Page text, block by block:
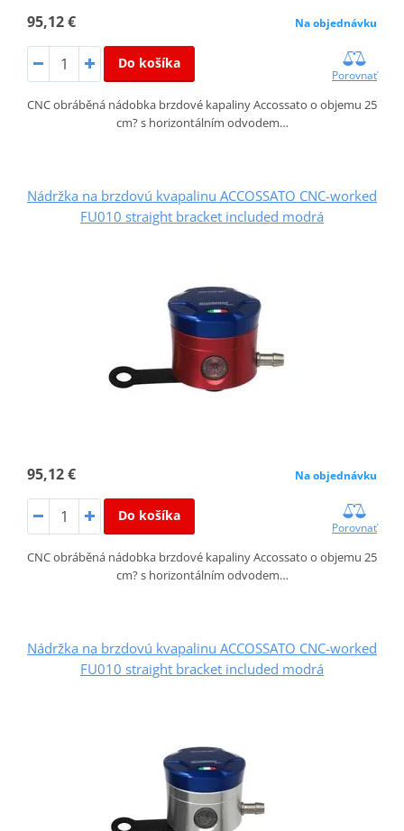
95,12 € Na objednávku
Do košíka
Porovnať
CNC obráběná nádobka brzdové kapaliny Accossato o objemu 25
cm? s horizontálním odvodem…
Nádržka na brzdovú kvapalinu ACCOSSATO CNC-worked
FU010 straight bracket included modrá
95,12 € Na objednávku
Do košíka
Porovnať
CNC obráběná nádobka brzdové kapaliny Accossato o objemu 25
cm? s horizontálním odvodem…
Nádržka na brzdovú kvapalinu ACCOSSATO CNC-worked
FU010 straight bracket included modrá